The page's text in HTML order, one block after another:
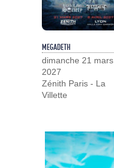
MEGADETH
dimanche 21 mars
2027
Zénith Paris - La
Villette